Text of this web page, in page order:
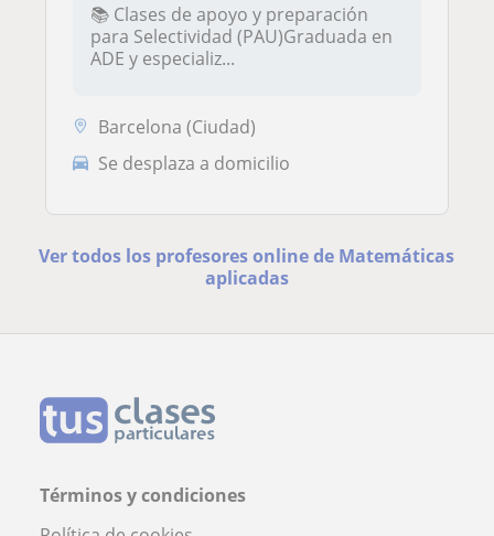
📚 Clases de apoyo y preparación
para Selectividad (PAU)Graduada en
ADE y especializ...
Barcelona (Ciudad)
Se desplaza a domicilio
Ver todos los profesores online de Matemáticas
aplicadas
Términos y condiciones